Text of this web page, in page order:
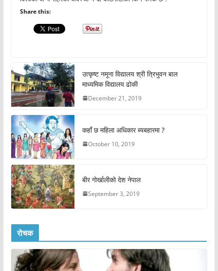
Share this:
उत्कृष्ट नमूना विद्यालय श्री त्रिभुवन बाल
माध्यमिक विद्यालय ढोकी
December 21, 2019
कहाँ छ महिला अधिकार ब्यबहारमा ?
October 10, 2019
बीर गोर्खालीको देश नेपाल
September 3, 2019
रोचक